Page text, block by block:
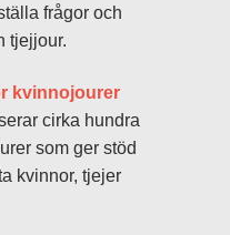
frågor och
tjejjour.
kvinnojourer
cirka hundra
som ger stöd
kvinnor, tjejer